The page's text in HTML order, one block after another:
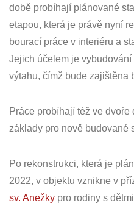
době probíhají plánované
etapou, která je právě nyní
bourací práce v interiéru a
Jejich účelem je
výtahu, čímž bude zajištěna
Práce probíhají též ve
základy pro nově budované
Po rekonstrukci, která je
2022, v objektu vznikne v
sv. Anežky pro rodiny s